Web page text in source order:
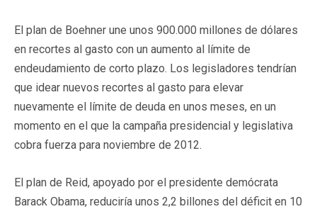
El plan de Boehner une unos 900.000 millones de dólares
en recortes al gasto con un aumento al límite de
endeudamiento de corto plazo. Los legisladores tendrían
que idear nuevos recortes al gasto para elevar
nuevamente el límite de deuda en unos meses, en un
momento en el que la campaña presidencial y legislativa
cobra fuerza para noviembre de 2012.
El plan de Reid, apoyado por el presidente demócrata
Barack Obama, reduciría unos 2,2 billones del déficit en 10